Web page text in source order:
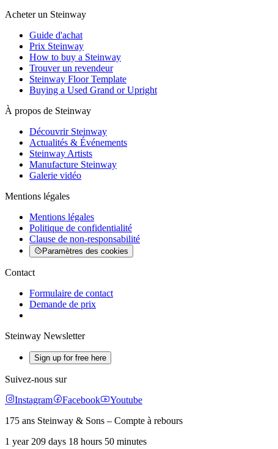
Acheter un Steinway
Guide d'achat
Prix Steinway
How to buy a Steinway
Trouver un revendeur
Steinway Floor Template
Buying a Used Grand or Upright
À propos de Steinway
Découvrir Steinway
Actualités & Événements
Steinway Artists
Manufacture Steinway
Galerie vidéo
Mentions légales
Mentions légales
Politique de confidentialité
Clause de non-responsabilité
Paramètres des cookies
Contact
Formulaire de contact
Demande de prix
Steinway Newsletter
Sign up for free here
Suivez-nous sur
Instagram
Facebook
Youtube
175 ans Steinway & Sons – Compte à rebours
1 year 209 days 18 hours 50 minutes